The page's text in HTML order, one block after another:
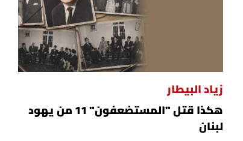
زياد البيطار
هكذا قتل "المستضعفون" 11 من يهود
لبنان